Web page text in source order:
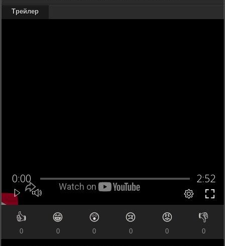
Трейлер
👍
0
😁
0
😲
0
😢
0
😡
0
👎
0